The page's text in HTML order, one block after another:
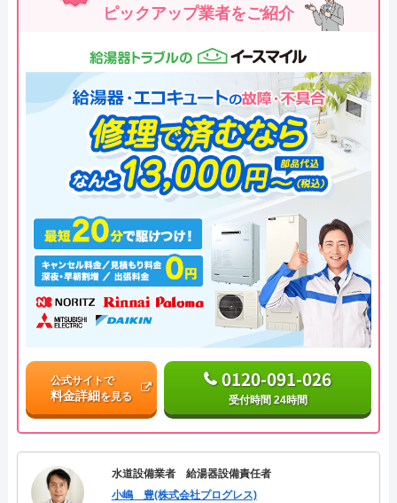
ピックアップ業者をご紹介
公式サイトで
料金詳細を見る
0120-091-026
受付時間 24時間
水道設備業者 給湯器設備責任者
小嶋 豊(株式会社プログレス)